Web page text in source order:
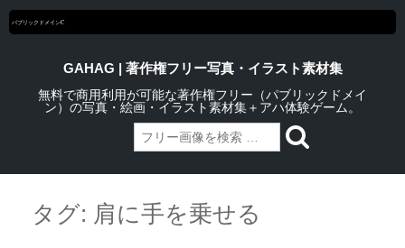
パブリックドメインC
GAHAG | 著作権フリー写真・イラスト素材集
無料で商用利用が可能な著作権フリー（パブリックドメイ
ン）の写真・絵画・イラスト素材集＋アハ体験ゲーム。
contentタグ: 肩に手を乗せる